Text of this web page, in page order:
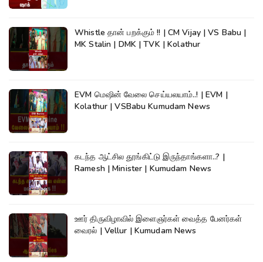
Whistle தான் பறக்கும் !! | CM Vijay | VS Babu |
MK Stalin | DMK | TVK | Kolathur
EVM மெஷின் வேலை செய்யலயாம்..! | EVM |
Kolathur | VSBabu Kumudam News
கடந்த ஆட்சில தூங்கிட்டு இருந்தாங்களா..? |
Ramesh | Minister | Kumudam News
ஊர் திருவிழாவில் இளைஞர்கள் வைத்த பேனர்கள்
வைரல் | Vellur | Kumudam News